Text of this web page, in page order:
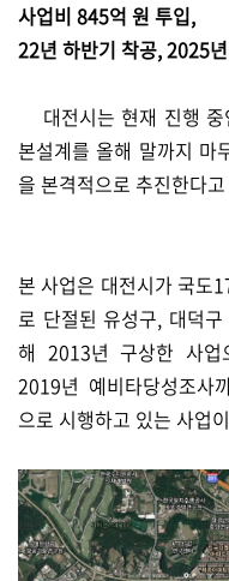
사업비 845억 원 투입,
22년 하반기 착공, 2025
대전시는 현재 진행 중
본설계를 올해 말까지 마
을 본격적으로 추진한다
본 사업은 대전시가 국도
로 단절된 유성구, 대덕
해 2013년 구상한 사업
2019년 예비타당성조사
으로 시행하고 있는 사업